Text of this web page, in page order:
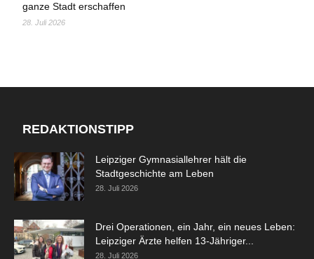
ganze Stadt erschaffen
28. Juli 2026
REDAKTIONSTIPP
Leipziger Gymnasiallehrer hält die
Stadtgeschichte am Leben
28. Juli 2026
Drei Operationen, ein Jahr, ein neues Leben:
Leipziger Ärzte helfen 13-Jähriger...
28. Juli 2026